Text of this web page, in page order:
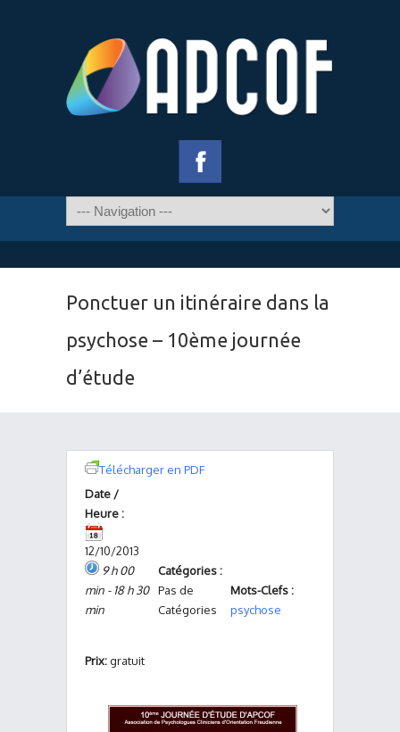
Ponctuer un itinéraire dans la
psychose – 10ème journée
d’étude
Télécharger en PDF
Date /
Heure :
12/10/2013
9 h 00
min - 18 h 30
min
Catégories :
Pas de
Catégories
Mots-Clefs :
psychose
Prix:gratuit